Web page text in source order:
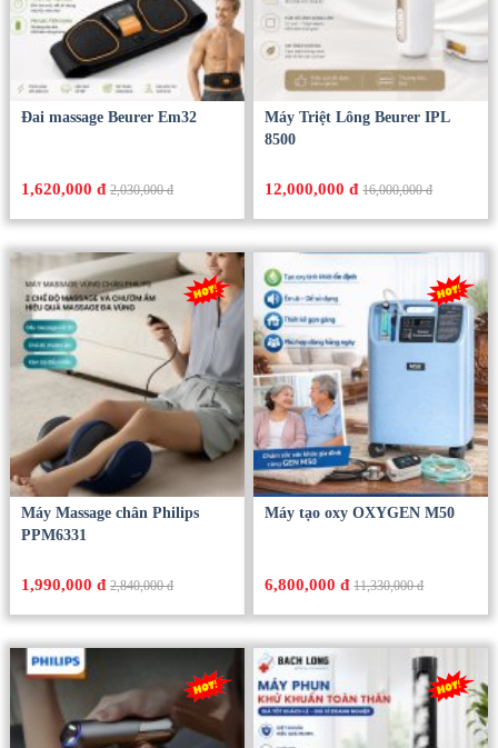
Đai massage Beurer Em32
1,620,000 đ 2,030,000 đ
Máy Triệt Lông Beurer IPL
8500
12,000,000 đ 16,000,000 đ
Máy Massage chân Philips
PPM6331
1,990,000 đ 2,840,000 đ
Máy tạo oxy OXYGEN M50
6,800,000 đ 11,330,000 đ